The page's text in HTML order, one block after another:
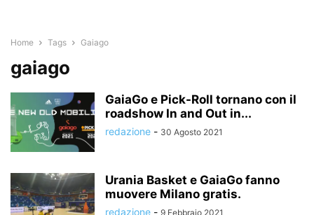
Home Tags Gaiago
gaiago
GaiaGo e Pick-Roll tornano con il
roadshow In and Out in...
redazione - 30 Agosto 2021
Urania Basket e GaiaGo fanno
muovere Milano gratis.
redazione - 9 Febbraio 2021